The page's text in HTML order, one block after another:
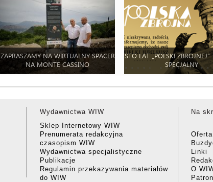
ZAPRASZAMY NA WIRTUALNY SPACER
NA MONTE CASSINO
STO LAT „POLSKI ZBROJNEJ”
SPECJALNY
Wydawnictwa WIW
Sklep Internetowy WIW
Prenumerata redakcyjna
czasopism WIW
Wydawnictwa specjalistyczne
Publikacje
Regulamin przekazywania materiałów
do WIW
Na
Linki
O